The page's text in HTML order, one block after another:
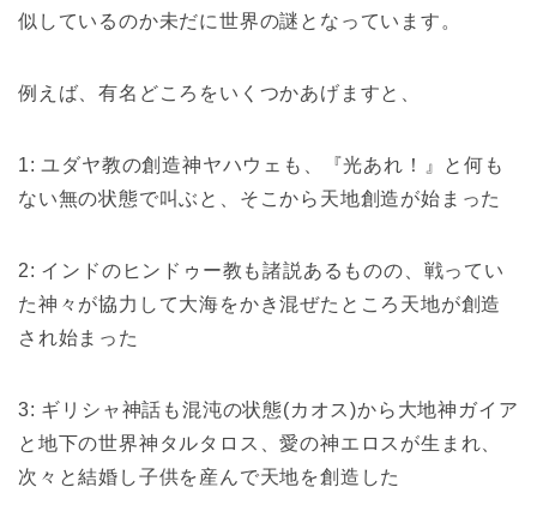
似しているのか未だに世界の謎となっています。
例えば、有名どころをいくつかあげますと、
1: ユダヤ教の創造神ヤハウェも、『光あれ！』と何も
ない無の状態で叫ぶと、そこから天地創造が始まった
2: インドのヒンドゥー教も諸説あるものの、戦ってい
た神々が協力して大海をかき混ぜたところ天地が創造
され始まった
3: ギリシャ神話も混沌の状態(カオス)から大地神ガイア
と地下の世界神タルタロス、愛の神エロスが生まれ、
次々と結婚し子供を産んで天地を創造した